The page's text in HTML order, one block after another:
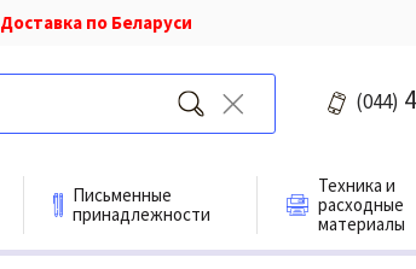
Доставка по Беларуси
(044)
Письменные
принадлежности
Техника и
расходные
материалы